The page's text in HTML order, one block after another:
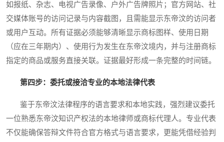
如报纸、杂志、电视广告录像、户外广告牌照片；官方网站、社
交媒体账号的访问记录与内容截图，且需能显示东帝汶的访问者
或用户互动。所有证据必须能够清晰显示商标图样、使用日期
（应在三年期内）、使用行为发生在东帝汶境内，并与注册商标
指定的商品或服务直接关联。证据最好形成一条完整的时间链。
第四步：委托或接洽专业的本地法律代表
鉴于东帝汶法律程序的语言要求和本地实践，强烈建议委托
一位熟悉东帝汶知识产权法的本地律师或商标代理人。专业代表
不仅能确保答辩文件符合官方格式与语言要求，更能凭借经验判